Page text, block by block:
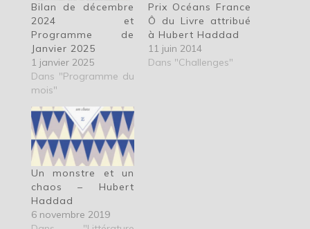
Bilan de décembre
2024 et
Programme de
Janvier 2025
1 janvier 2025
Dans "Programme du
mois"
Prix Océans France
Ô du Livre attribué
à Hubert Haddad
11 juin 2014
Dans "Challenges"
Un monstre et un
chaos – Hubert
Haddad
6 novembre 2019